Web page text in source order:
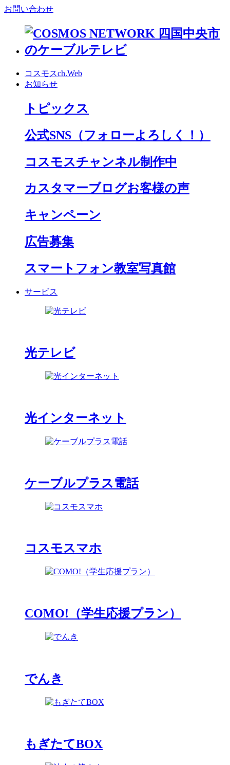
お問い合わせ
コスモスch.Web
お知らせ
トピックス
公式SNS （フォローよろしく！）
コスモスチャンネル制作中
カスタマーブログお客様の声
キャンペーン
広告募集
スマートフォン教室写真館
サービス
光テレビ
光インターネット
ケーブルプラス電話
コスモスマホ
COMO!（学生応援プラン）
でんき
もぎたてBOX